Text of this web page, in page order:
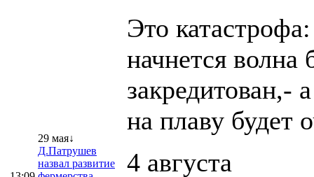
29 мая↓
Д.Патрушев
назвал развитие
Это
начнется волна
закредитован,-
на плаву будет
4 августа